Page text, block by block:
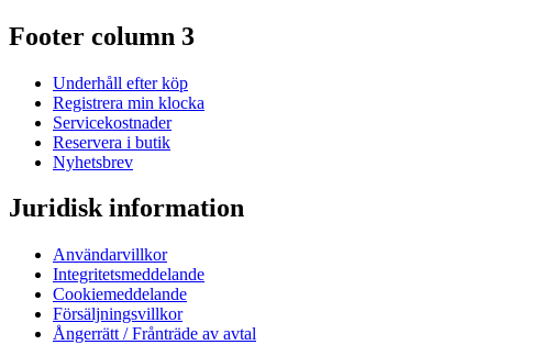
Footer column 3
Underhåll efter köp
Registrera min klocka
Servicekostnader
Reservera i butik
Nyhetsbrev
Juridisk information
Användarvillkor
Integritetsmeddelande
Cookiemeddelande
Försäljningsvillkor
Ångerrätt / Frånträde av avtal